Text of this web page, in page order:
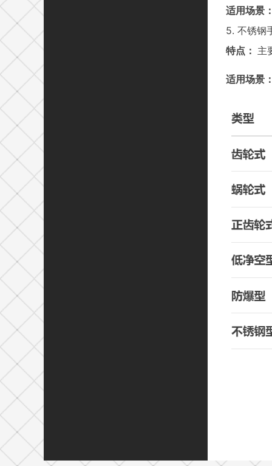
适用场景
5. 不锈钢
特点： 主
适用场景